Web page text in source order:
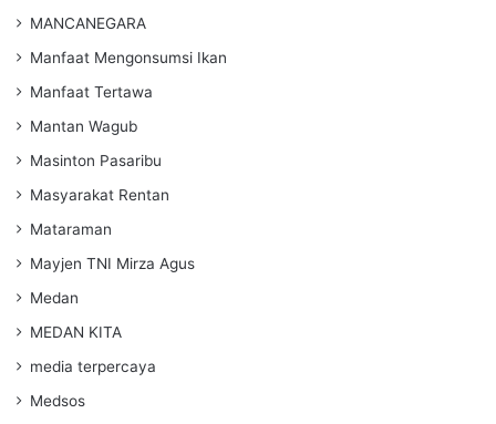
MANCANEGARA
Manfaat Mengonsumsi Ikan
Manfaat Tertawa
Mantan Wagub
Masinton Pasaribu
Masyarakat Rentan
Mataraman
Mayjen TNI Mirza Agus
Medan
MEDAN KITA
media terpercaya
Medsos